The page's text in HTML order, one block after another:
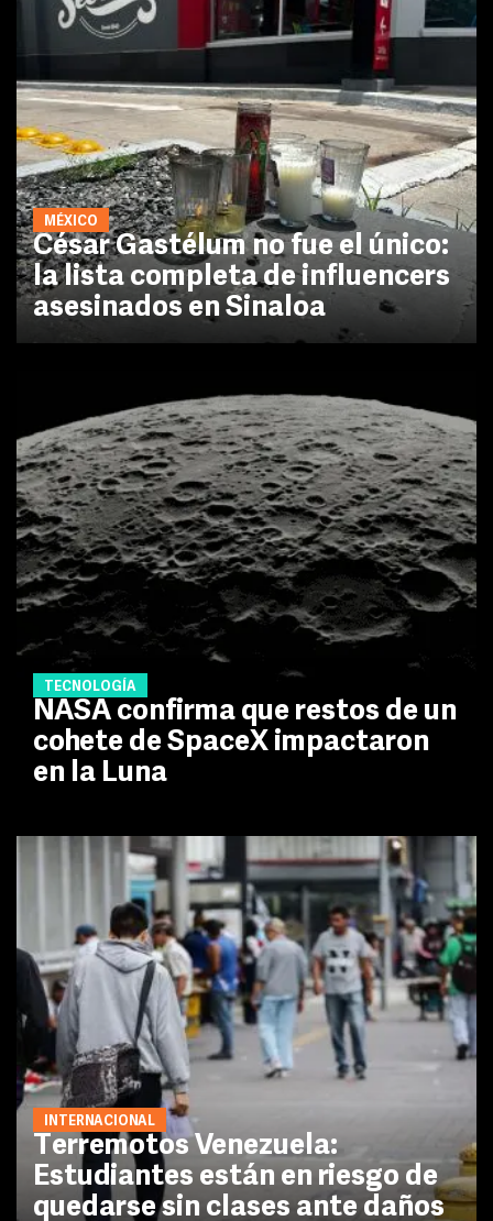
MÉXICO
César Gastélum no fue el único:
la lista completa de influencers
asesinados en Sinaloa
TECNOLOGÍA
NASA confirma que restos de un
cohete de SpaceX impactaron
en la Luna
INTERNACIONAL
Terremotos Venezuela:
Estudiantes están en riesgo de
quedarse sin clases ante daños